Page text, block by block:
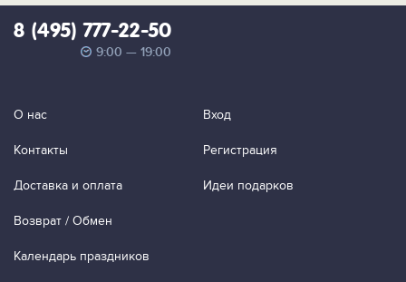
8 (495) 777-22-50
9:00 — 19:00
О нас
Контакты
Доставка и оплата
Возврат / Обмен
Календарь праздников
Вход
Регистрация
Идеи подарков